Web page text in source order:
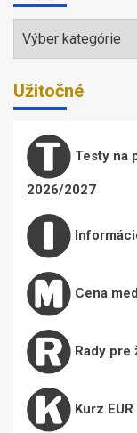
Témy
Užitočné
Testy na
2026/2027
Cena
Rady pre
Kurz EUR